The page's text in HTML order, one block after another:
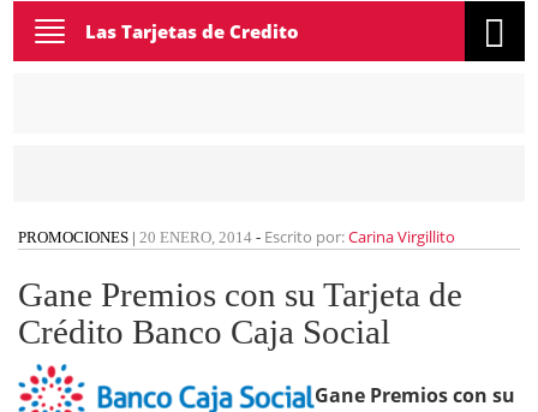
Toggle
navigation
Las Tarjetas de Credito
PROMOCIONES | 20 ENERO, 2014 - Escrito por:Carina Virgillito
Gane Premios con su Tarjeta de
Crédito Banco Caja Social
Gane Premios con su